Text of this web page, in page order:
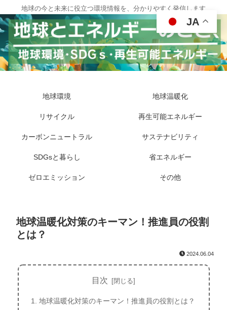
地球の今と未来に役立つ環境情報を、分かりやすく発信します
地球環境 地球温暖化
リサイクル 再生可能エネルギー
カーボンニュートラル サステナビリティ
SDGsと暮らし 省エネルギー
ゼロエミッション その他
地球温暖化対策のキーマン！推進員の役割
とは？
2024.06.04
目次
地球温暖化対策のキーマン！推進員の役割とは？
JA